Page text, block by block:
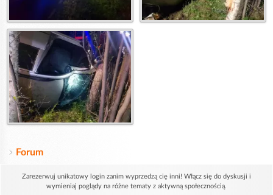
Forum
Zarezerwuj unikatowy login zanim wyprzedzą cię inni! Włącz się do dyskusji i
wymieniaj poglądy na różne tematy z aktywną społecznością.